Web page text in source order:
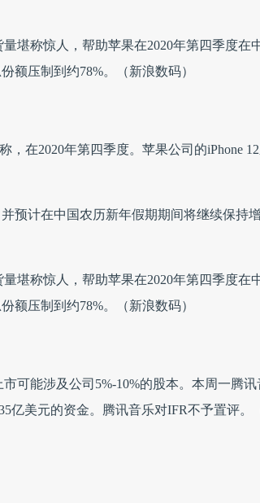
堪称惊人，帮助苹果在2020年第四季度在
额压制到约78%。（新浪数码）
，在2020年第四季度。苹果公司的iPhone
预计在中国农历新年假期期间将继续保持
堪称惊人，帮助苹果在2020年第四季度在
额压制到约78%。（新浪数码）
可能涉及公司5%-10%的股本。本周一腾讯
亿美元的资金。腾讯音乐对IFR不予置评。